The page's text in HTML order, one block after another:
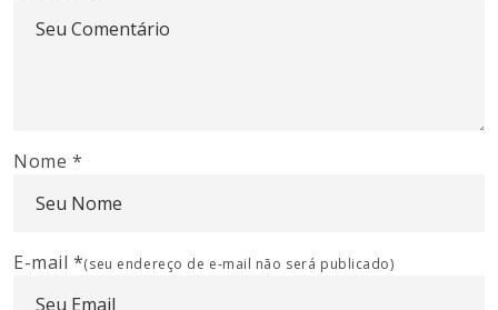
Nome *
E-mail *(seu endereço de e-mail não será publicado)